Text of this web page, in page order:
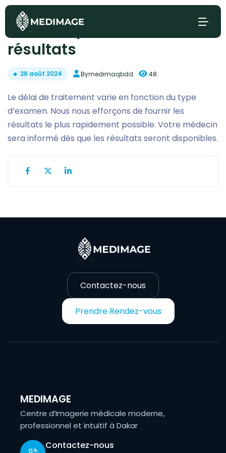
La durée pour obtenir les
résultats
26 août 2024 Bymedimaqbdd 48
Le délai de traitement varie en fonction du type
d’examen. Nous nous efforçons de fournir les
résultats le plus rapidement possible. Votre médecin
sera informé dès que les résultats seront disponibles.
Contactez-nous
Prendre Rendez-vous
MEDIMAGE
Centre d’Imagerie médicale moderne,
professionnel et intuitif à Dakar
Contactez-nous